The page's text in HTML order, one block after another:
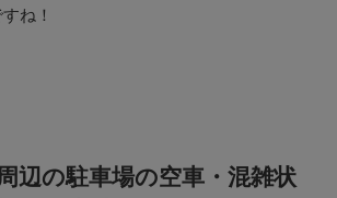
ね！
辺の駐車場の空車・混雑状